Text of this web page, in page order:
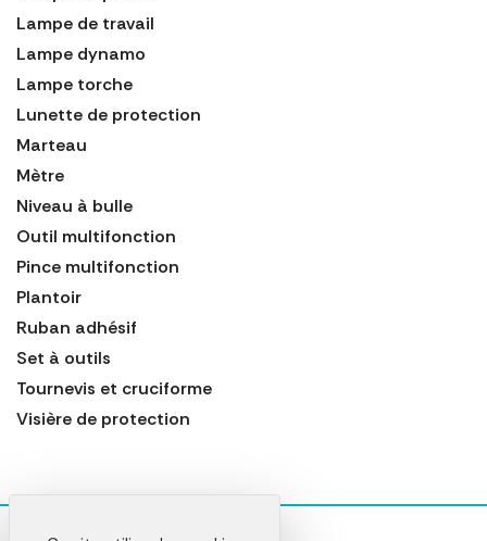
Lampe de travail
Lampe dynamo
Lampe torche
Lunette de protection
Marteau
Mètre
Niveau à bulle
Outil multifonction
Pince multifonction
Plantoir
Ruban adhésif
Set à outils
Tournevis et cruciforme
Visière de protection